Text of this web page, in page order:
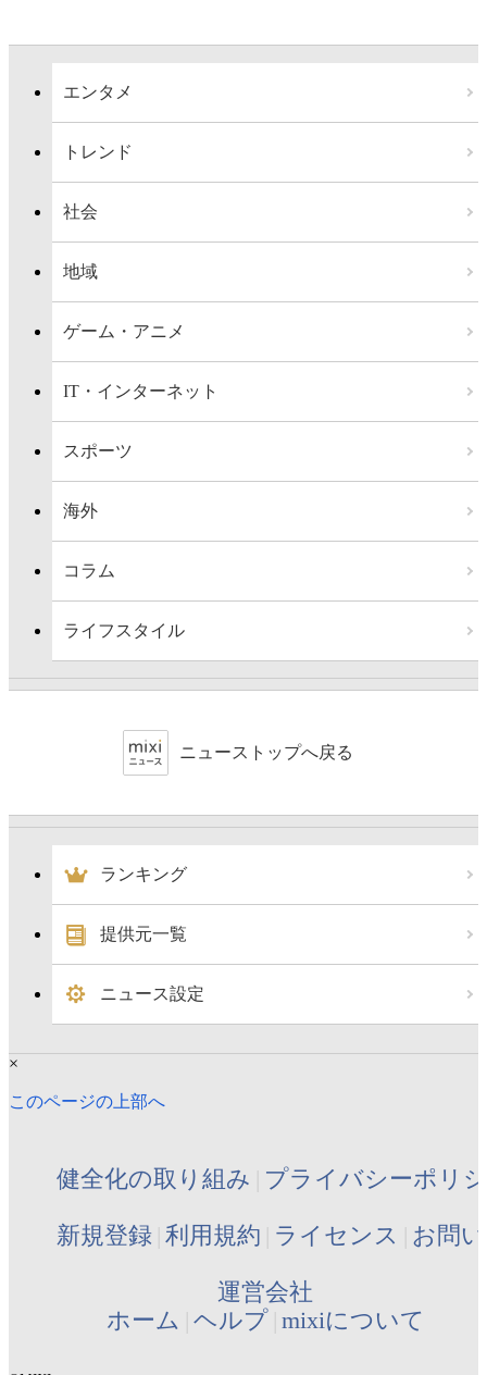
エンタメ
トレンド
社会
地域
ゲーム・アニメ
IT・インターネット
スポーツ
海外
コラム
ライフスタイル
ニューストップへ戻る
ランキング
提供元一覧
ニュース設定
×
このページの上部へ
健全化の取り組み プライバシーポリ
新規登録 利用規約 ライセンス お問
運営会社
ホーム ヘルプ mixiについて